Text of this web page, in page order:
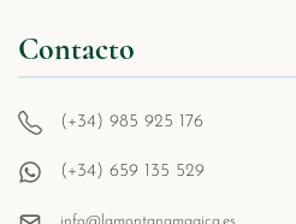
Contacto
(+34) 985 925 176
(+34) 659 135 529